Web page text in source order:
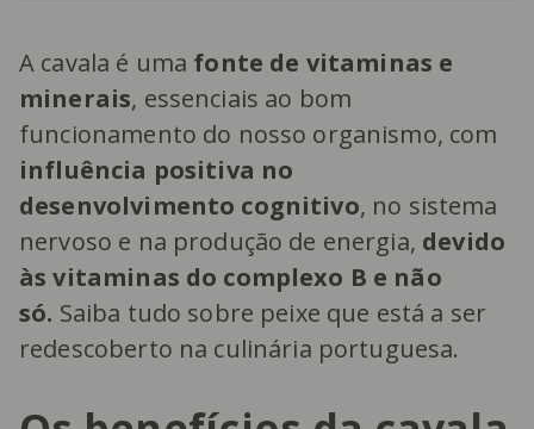
A cavala é uma fonte de vitaminas e
minerais, essenciais ao bom
funcionamento do nosso organismo, com
influência positiva no
desenvolvimento cognitivo, no sistema
nervoso e na produção de energia, devido
às vitaminas do complexo B e não
só. Saiba tudo sobre peixe que está a ser
redescoberto na culinária portuguesa.